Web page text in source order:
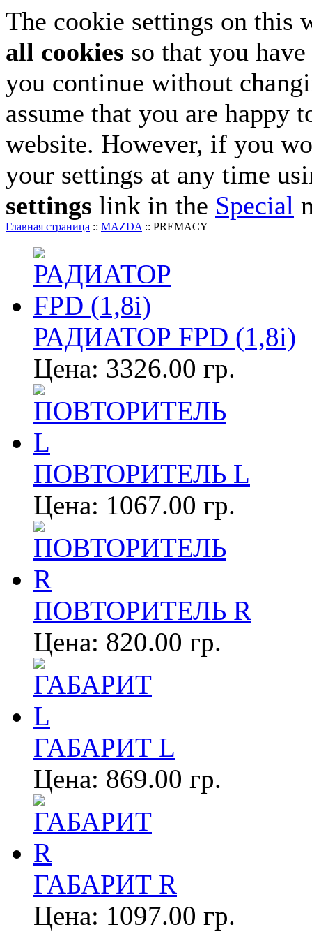
The cookie settings on this
all cookies so that you
you continue without
assume that you are happy
website. However, if you
your settings at any time
settings link in the Special
Главная страница :: MAZDA :: PREMACY
РАДИАТОР FPD (1,8i)
Цена: 3326.00 гр.
ПОВТОРИТЕЛЬ L
Цена: 1067.00 гр.
ПОВТОРИТЕЛЬ R
Цена: 820.00 гр.
ГАБАРИТ L
Цена: 869.00 гр.
ГАБАРИТ R
Цена: 1097.00 гр.